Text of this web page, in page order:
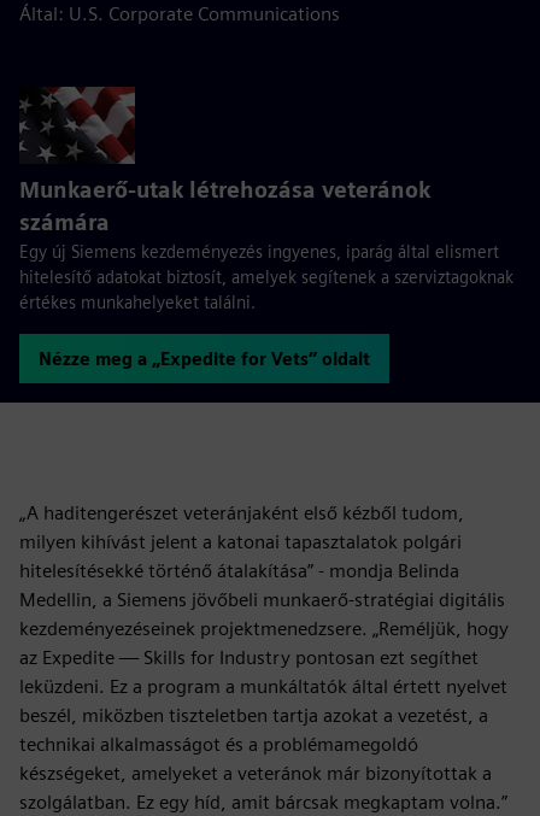
Által: U.S. Corporate Communications
Munkaerő-utak létrehozása veteránok
számára
Egy új Siemens kezdeményezés ingyenes, iparág által elismert
hitelesítő adatokat biztosít, amelyek segítenek a szerviztagoknak
értékes munkahelyeket találni.
Nézze meg a „Expedite for Vets” oldalt
„A haditengerészet veteránjaként első kézből tudom,
milyen kihívást jelent a katonai tapasztalatok polgári
hitelesítésekké történő átalakítása” - mondja Belinda
Medellin, a Siemens jövőbeli munkaerő-stratégiai digitális
kezdeményezéseinek projektmenedzsere. „Reméljük, hogy
az Expedite — Skills for Industry pontosan ezt segíthet
leküzdeni. Ez a program a munkáltatók által értett nyelvet
beszél, miközben tiszteletben tartja azokat a vezetést, a
technikai alkalmasságot és a problémamegoldó
készségeket, amelyeket a veteránok már bizonyítottak a
szolgálatban. Ez egy híd, amit bárcsak megkaptam volna.”